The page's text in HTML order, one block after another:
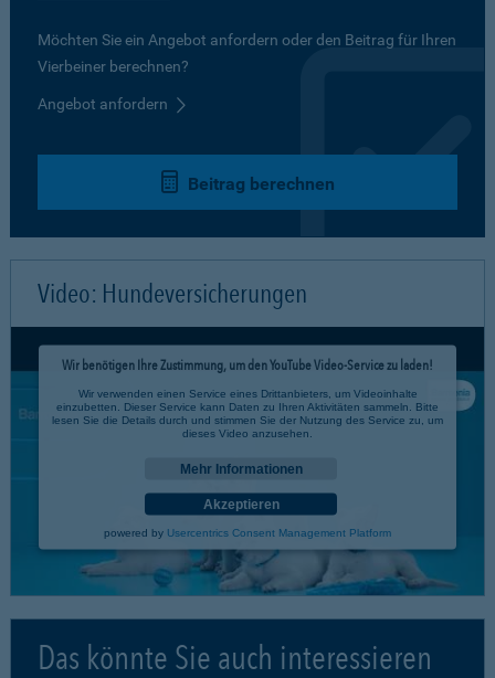
Möchten Sie ein Angebot anfordern oder den Beitrag für Ihren
Vierbeiner berechnen?
Angebot anfordern
Beitrag berechnen
Video: Hundeversicherungen
Wir benötigen Ihre Zustimmung, um den YouTube Video-Service zu laden!
Wir verwenden einen Service eines Drittanbieters, um Videoinhalte
einzubetten. Dieser Service kann Daten zu Ihren Aktivitäten sammeln. Bitte
lesen Sie die Details durch und stimmen Sie der Nutzung des Service zu, um
dieses Video anzusehen.
Mehr Informationen
Akzeptieren
powered by Usercentrics Consent Management Platform
Das könnte Sie auch interessieren